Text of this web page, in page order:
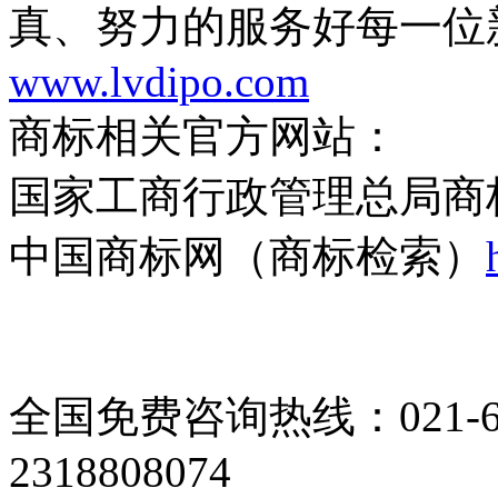
真、努力的服务好每一
www.lvdipo.com
商标相关官方网站：
国家工商行政管理总局
中国商标网（商标检索）
全国免费咨询热线： 021-
2318808074